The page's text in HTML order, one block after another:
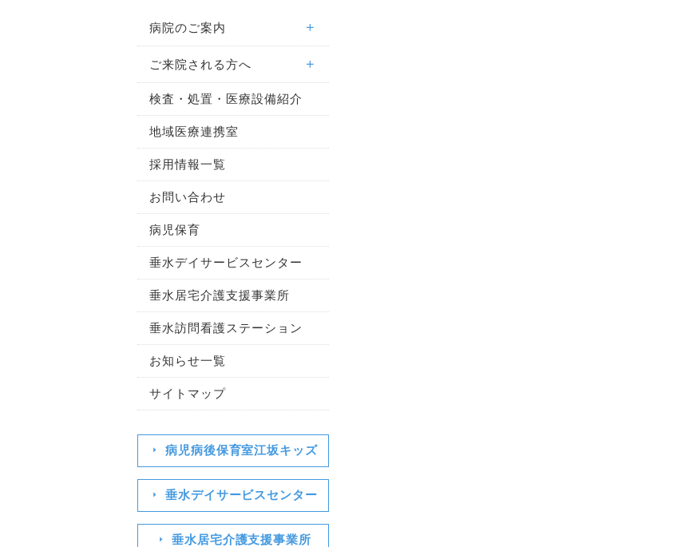
病院のご案内
ご来院される方へ
検査・処置・医療設備紹介
地域医療連携室
採用情報一覧
お問い合わせ
病児保育
垂水デイサービスセンター
垂水居宅介護支援事業所
垂水訪問看護ステーション
お知らせ一覧
サイトマップ
病児病後保育室江坂キッズ
垂水デイサービスセンター
垂水居宅介護支援事業所